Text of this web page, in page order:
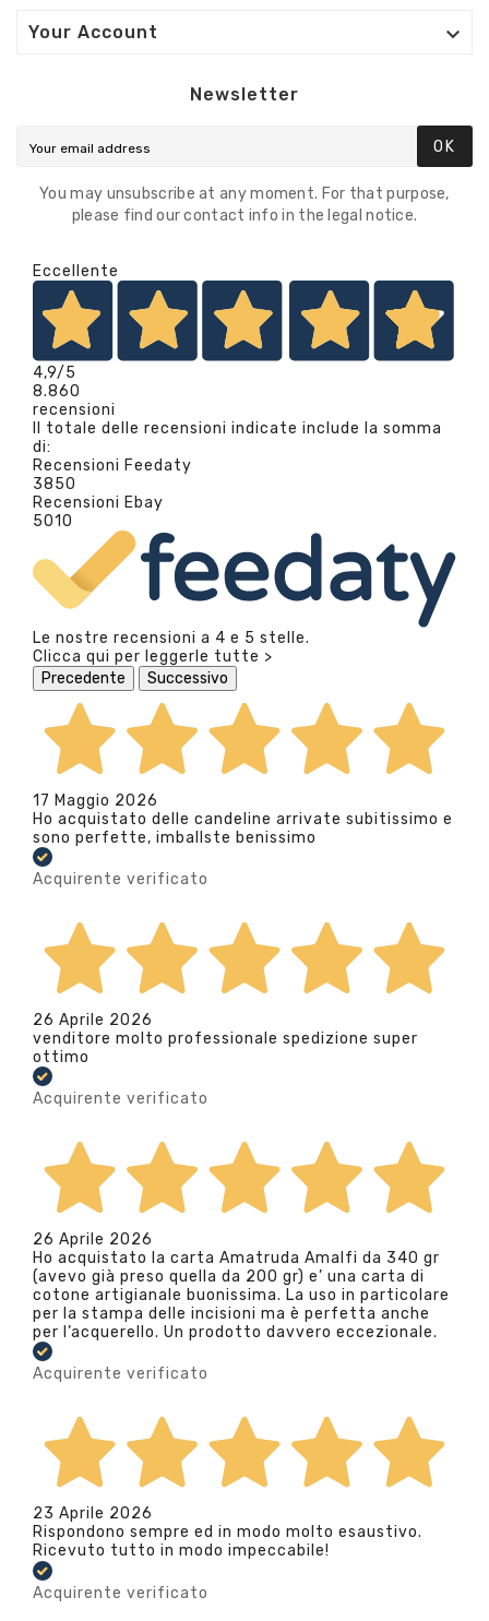
Your Account 
Newsletter
OK
You may unsubscribe at any moment. For that purpose,
please find our contact info in the legal notice.
Eccellente
4,9/5
8.860
recensioni
Il totale delle recensioni indicate include la somma
di:
Recensioni Feedaty
3850
Recensioni Ebay
5010
Le nostre recensioni a 4 e 5 stelle.
Clicca qui per leggerle tutte >
Precedente
Successivo
17 Maggio 2026
Ho acquistato delle candeline arrivate subitissimo e
sono perfette, imballste benissimo
Acquirente verificato
26 Aprile 2026
venditore molto professionale spedizione super
ottimo
Acquirente verificato
26 Aprile 2026
Ho acquistato la carta Amatruda Amalfi da 340 gr
(avevo già preso quella da 200 gr) e’ una carta di
cotone artigianale buonissima. La uso in particolare
per la stampa delle incisioni ma è perfetta anche
per l’acquerello. Un prodotto davvero eccezionale.
Acquirente verificato
23 Aprile 2026
Rispondono sempre ed in modo molto esaustivo.
Ricevuto tutto in modo impeccabile!
Acquirente verificato